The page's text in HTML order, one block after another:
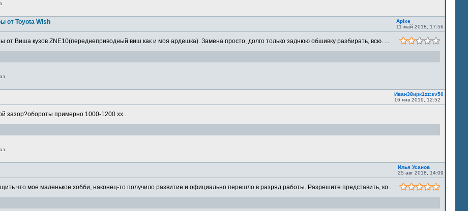
от Toyota Wish
Apixe
11 май 2018, 17:56
от Виша кузов ZNE10(переднеприводный виш как и моя ардешка). Замена просто, долго только заднюю обшивку разбирать, всю. ...
Иван38ирк1zz:sv50
16 янв 2019, 12:52
зазор?обороты примерно 1000-1200 хх .
Илья Усанов
25 авг 2018, 14:09
что мое маленькое хобби, наконец-то получило развитие и официально перешло в разряд работы. Разрешите представить, ко...